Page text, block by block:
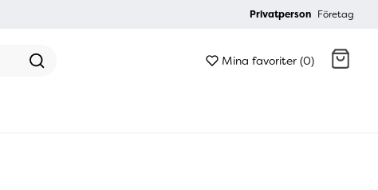
Privatperson Företag
Mina favoriter (0)